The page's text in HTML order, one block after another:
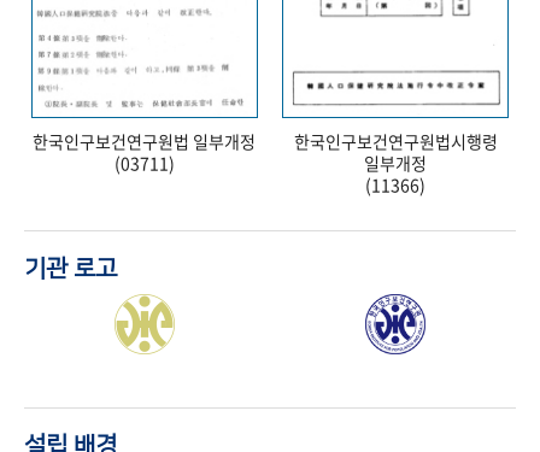
한국인구보건연구원법 일부개정
(03711)
한국인구보건연구원법시행령
일부개정
(11366)
기관 로고
설립 배경